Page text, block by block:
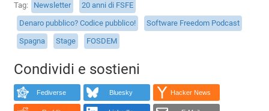
Tag Newsletter
20 anni di FSFE
Denaro pubblico? Codice pubblico!
Software Freedom Podcast
Spagna
Stage FOSDEM
Condividi e sostieni
Fediverse Bluesky Hacker News